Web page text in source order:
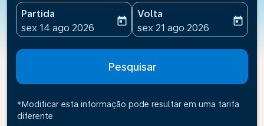
Partida
fc-booking-departure-date-aria-label
sex 14 ago 2026
today
Volta
fc-booking-return-date-
sex 21 ago 2026
today
Pesquisar
*Modificar esta informação pode resultar em uma tarifa
diferente